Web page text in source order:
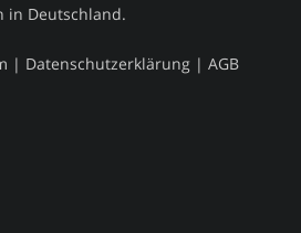
in Deutschland.
| Datenschutzerklärung | AGB